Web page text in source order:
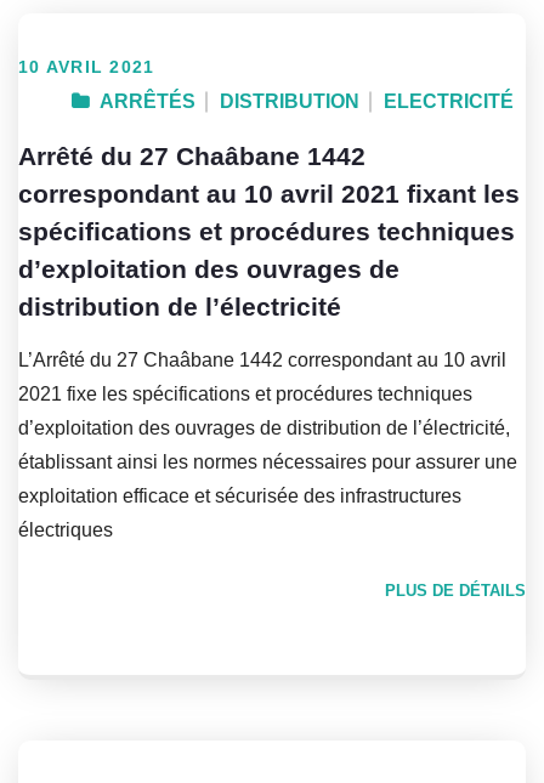
10 AVRIL 2021
ARRÊTÉS DISTRIBUTION ELECTRICITÉ
Arrêté du 27 Chaâbane 1442
correspondant au 10 avril 2021 fixant les
spécifications et procédures techniques
d’exploitation des ouvrages de
distribution de l’électricité
L’Arrêté du 27 Chaâbane 1442 correspondant au 10 avril
2021 fixe les spécifications et procédures techniques
d’exploitation des ouvrages de distribution de l’électricité,
établissant ainsi les normes nécessaires pour assurer une
exploitation efficace et sécurisée des infrastructures
électriques
PLUS DE DÉTAILS